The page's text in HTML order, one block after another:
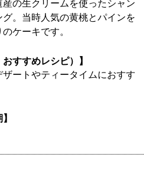
の生クリームを使ったシャン
。当時人気の黄桃とパインを
ケーキです。
すすめレシピ）】
ートやティータイムにおすす